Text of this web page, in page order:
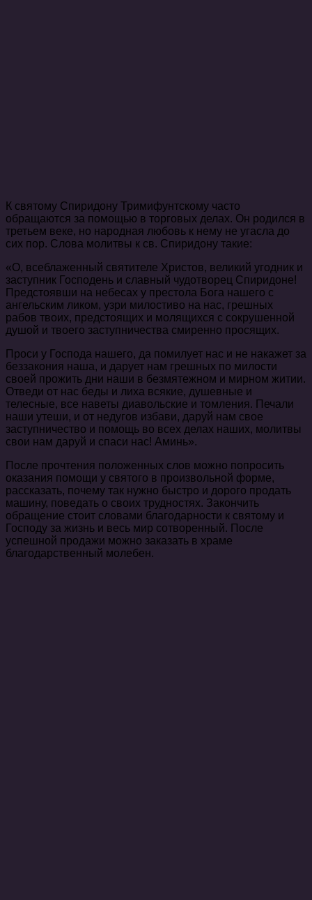
К святому Спиридону Тримифунтскому часто
обращаются за помощью в торговых делах. Он родился в
третьем веке, но народная любовь к нему не угасла до
сих пор. Слова молитвы к св. Спиридону такие:
«О, всеблаженный святителе Христов, великий угодник и
заступник Господень и славный чудотворец Спиридоне!
Предстоявши на небесах у престола Бога нашего с
ангельским ликом, узри милостиво на нас, грешных
рабов твоих, предстоящих и молящихся с сокрушенной
душой и твоего заступничества смиренно просящих.
Проси у Господа нашего, да помилует нас и не накажет за
беззакония наша, и дарует нам грешных по милости
своей прожить дни наши в безмятежном и мирном житии.
Отведи от нас беды и лиха всякие, душевные и
телесные, все наветы диавольские и томления. Печали
наши утеши, и от недугов избави, даруй нам свое
заступничество и помощь во всех делах наших, молитвы
свои нам даруй и спаси нас! Аминь».
После прочтения положенных слов можно попросить
оказания помощи у святого в произвольной форме,
рассказать, почему так нужно быстро и дорого продать
машину, поведать о своих трудностях. Закончить
обращение стоит словами благодарности к святому и
Господу за жизнь и весь мир сотворенный. После
успешной продажи можно заказать в храме
благодарственный молебен.